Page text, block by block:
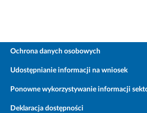
Ochrona danych osobowych
Udostępnianie informacji na wniosek
Ponowne wykorzystywanie informacji
Deklaracja dostępności